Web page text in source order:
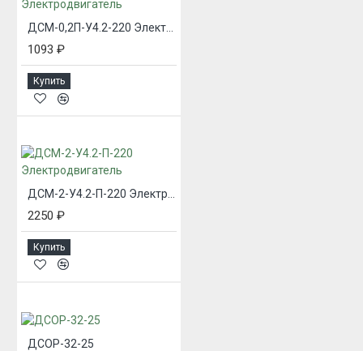
ДСМ-0,2П-У4.2-220 Электродвигатель
1093 ₽
Купить
2250 ₽
Купить
ДСОР-32-25